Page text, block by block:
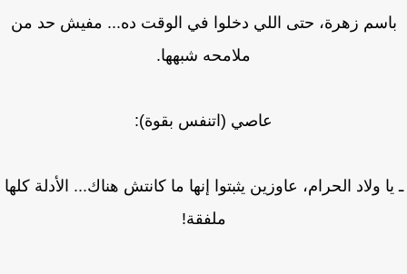
زهرة، حتى اللي دخلوا في الوقت ده... مفيش حد من
ملامحه شبهها.
عاصي (اتنفس بقوة):
ولاد الحرام، عاوزين يثبتوا إنها ما كانتش هناك... الأدلة كلها
ملفقة!